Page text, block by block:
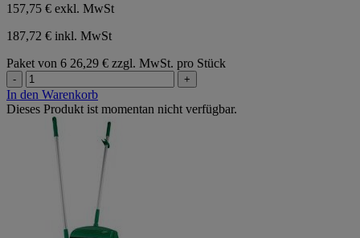
157,75 € exkl. MwSt
187,72 € inkl. MwSt
Paket von 6 26,29 € zzgl. MwSt. pro Stück
- +
In den Warenkorb
Dieses Produkt ist momentan nicht verfügbar.